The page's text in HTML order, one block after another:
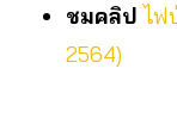
ชมคลิป ไฟ
2564)